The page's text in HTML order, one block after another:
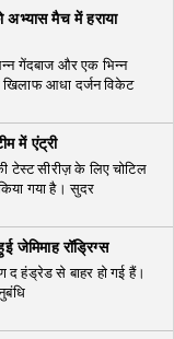
मैच में हराया
गेंदबाज और एक भिन्न
आधा दर्जन विकेट
में एंट्री
टेस्ट सीरीज़ के लिए चोटिल
गया है। सुदर
रॉड्रिग्स
द हंड्रेड से बाहर हो गई हैं।